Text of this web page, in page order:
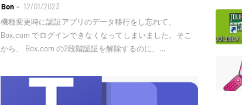
Bon
12/01/2023
機種変更時に認証アプリのデータ移行をし忘れて、
Box.com でログインできなくなってしまいました。そこ
から、 Box.com の2段階認証を解除するのに、…